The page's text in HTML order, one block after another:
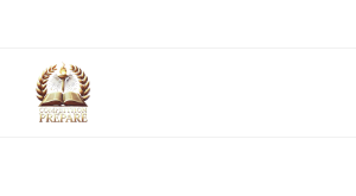
content